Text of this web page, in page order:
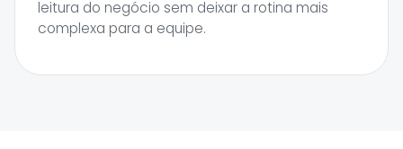
leitura do negócio sem deixar a rotina mais
complexa para a equipe.